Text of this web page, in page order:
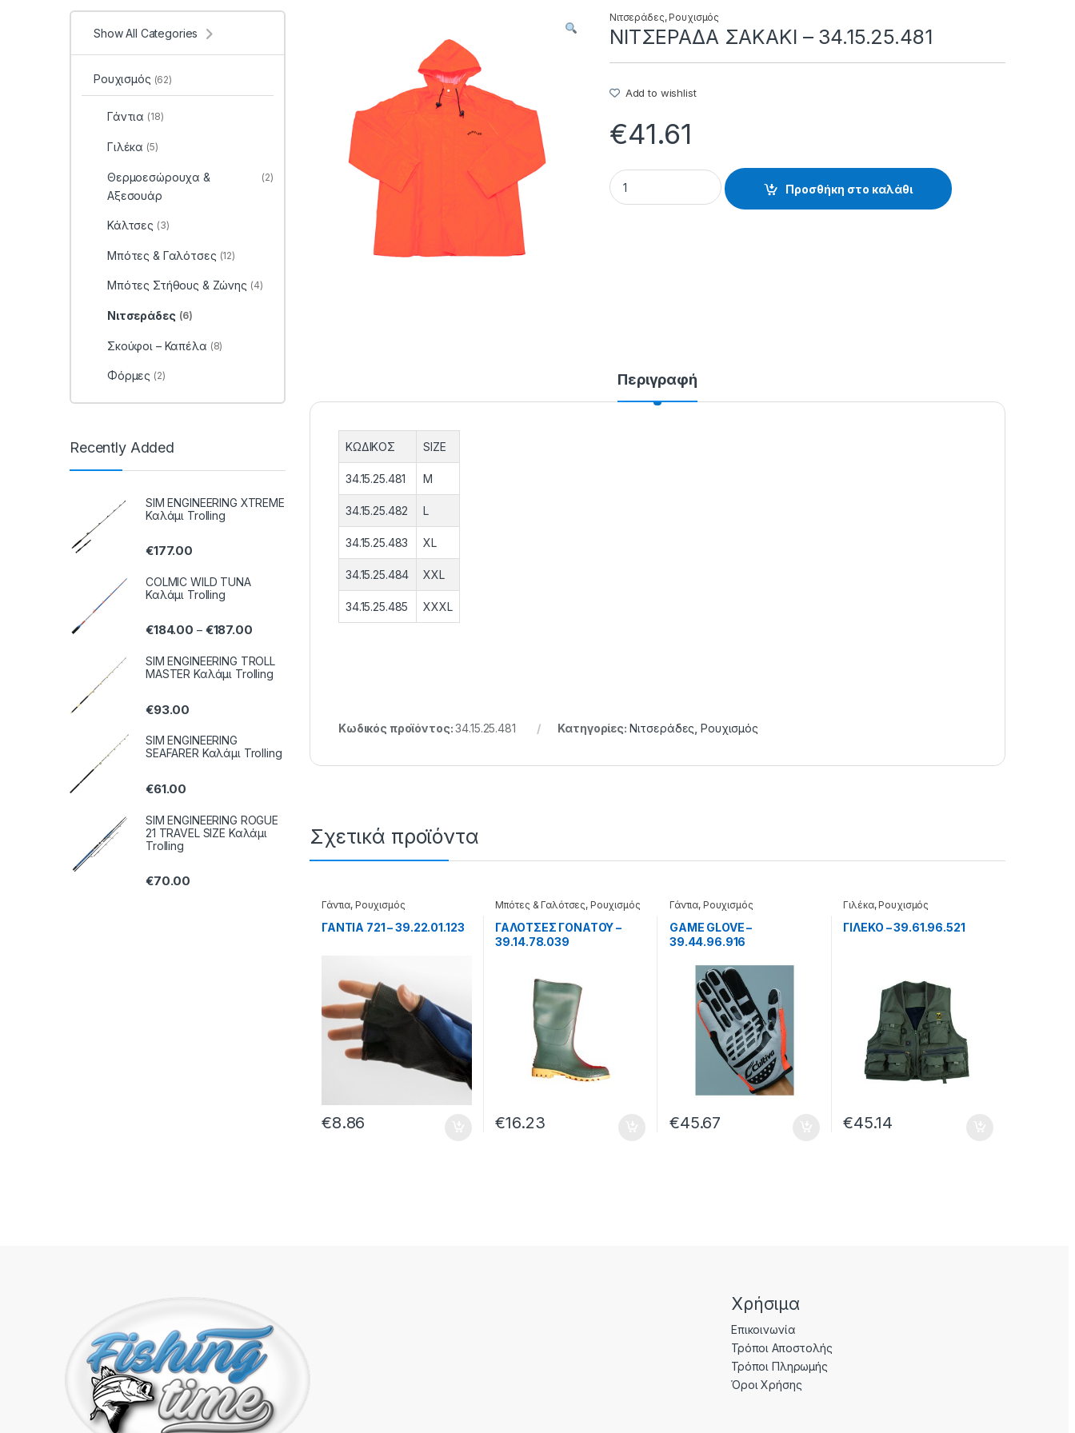
Νιτσεράδες,Ρουχισμός
ΝΙΤΣΕΡΑΔΑ ΣΑΚΑΚΙ – 34.15.25.481
Add to wishlist
€41.61
ΝΙΤΣΕΡΑΔΑ ΣΑΚΑΚΙ - 34.15.25.481 quantity
Προσθήκη στο καλάθι
Περιγραφή
ΚΩΔΙΚΟΣ SIZE
34.15.25.481 M
34.15.25.482 L
34.15.25.483 XL
34.15.25.484 XXL
34.15.25.485 XXXL
Κωδικός προϊόντος:34.15.25.481 Κατηγορίες: Νιτσεράδες ,Ρουχισμός
Σχετικά προϊόντα
Γάντια, Ρουχισμός
ΓΑΝΤΙΑ 721 – 39.22.01.123
€8.86
Μπότες & Γαλότσες, Ρουχισμός
ΓΑΛΟΤΣΕΣ ΓΟΝΑΤΟΥ –
39.14.78.039
€16.23
Γάντια, Ρουχισμός
GAME GLOVE –
39.44.96.916
€45.67
Γιλέκα,Ρουχισμός
ΓΙΛΕΚΟ – 39.61.96.521
€45.14
Show All Categories
Ρουχισμός (62)
Γάντια (18)
Γιλέκα (5)
Θερμοεσώρουχα &
Αξεσουάρ
(2)
Κάλτσες (3)
Μπότες & Γαλότσες (12)
Μπότες Στήθους & Ζώνης (4)
Νιτσεράδες (6)
Σκούφοι – Καπέλα (8)
Φόρμες (2)
Recently Added
SIM ENGINEERING XTREME
Καλάμι Trolling
€177.00
COLMIC WILD TUNA
Καλάμι Trolling
€184.00 – €187.00
SIM ENGINEERING TROLL
MASTER Καλάμι Trolling
€93.00
SIM ENGINEERING
SEAFARER Καλάμι Trolling
€61.00
SIM ENGINEERING ROGUE
21 TRAVEL SIZE Καλάμι
Trolling
€70.00
Χρήσιμα
Επικοινωνία
Τρόποι Αποστολής
Τρόποι Πληρωμής
Όροι Χρήσης